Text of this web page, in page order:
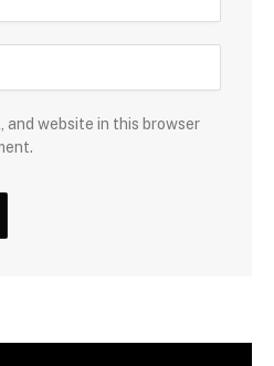
and website in this browser